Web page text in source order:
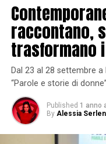
raccontano,
trasformano
Dal 23 al 28 settembre
“Parole e storie di donne”
Published 1 anno
By Alessia